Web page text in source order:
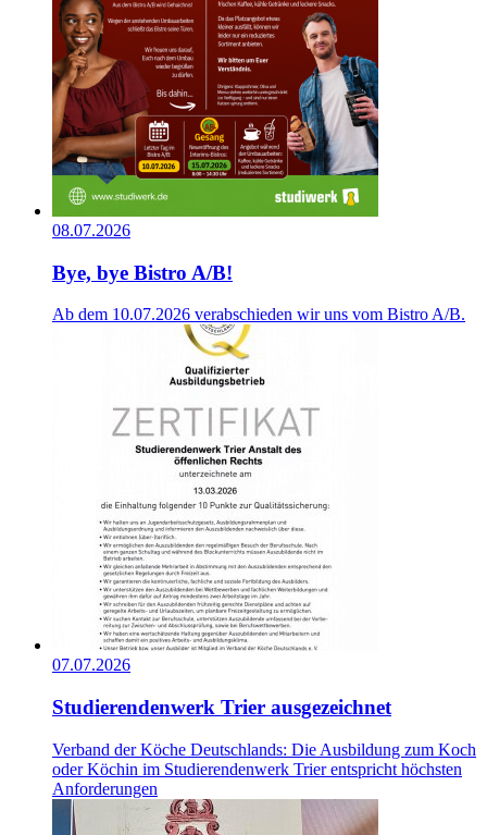
08.07.2026
Bye, bye Bistro A/B!
Ab dem 10.07.2026 verabschieden wir uns vom Bistro A/B.
07.07.2026
Studierendenwerk Trier ausgezeichnet
Verband der Köche Deutschlands: Die Ausbildung zum Koch
oder Köchin im Studierendenwerk Trier entspricht höchsten
Anforderungen